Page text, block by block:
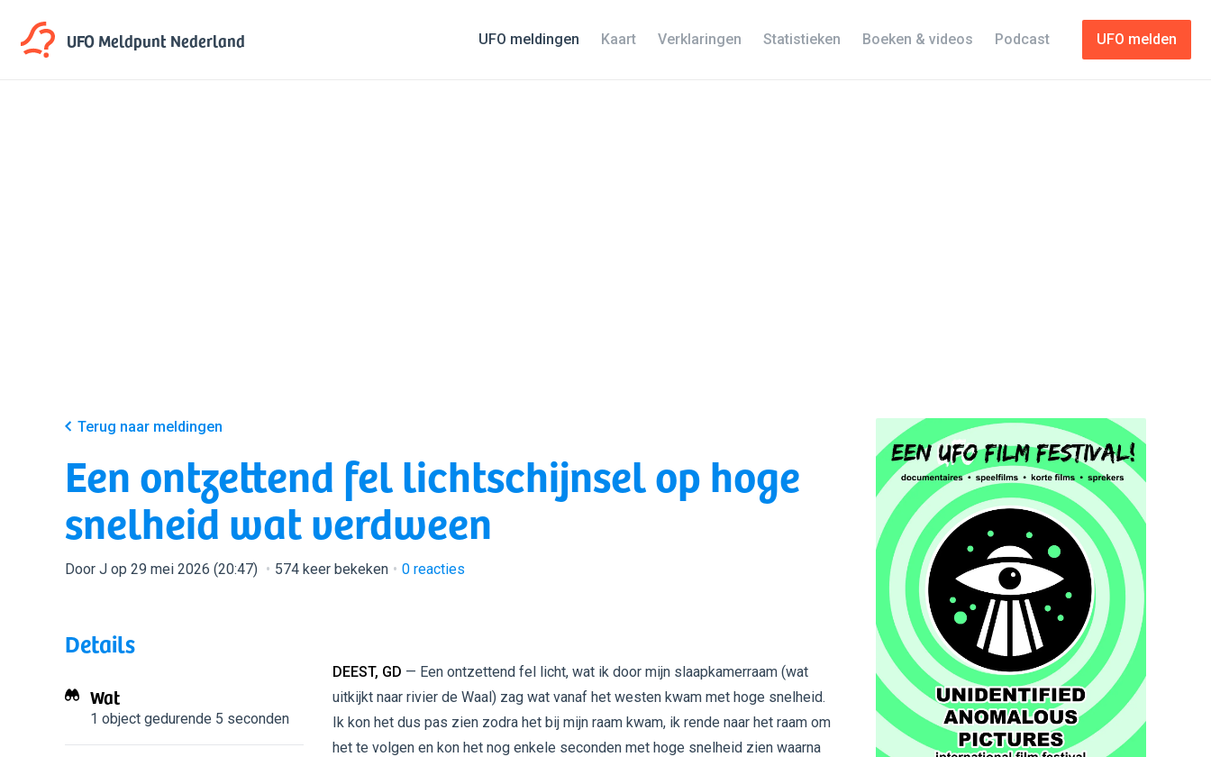
UFO MeldpuntNederland UFO melden
UFO meldingen Kaart Verklaringen Statistieken Boeken & videos Podcast
Terug naar meldingen
Een ontzettend fel lichtschijnsel op hoge
snelheid wat verdween
Door J op 29 mei 2026 (20:47) 574 keer bekeken 0 reacties
Details
Wat
1 object gedurende 5 seconden
DEEST, GD — Een ontzettend fel licht, wat ik door mijn slaapkamerraam (wat
uitkijkt naar rivier de Waal) zag wat vanaf het westen kwam met hoge snelheid.
Ik kon het dus pas zien zodra het bij mijn raam kwam, ik rende naar het raam om
het te volgen en kon het nog enkele seconden met hoge snelheid zien waarna